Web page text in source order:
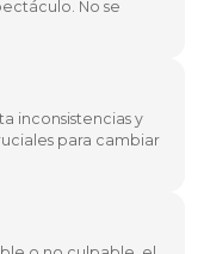
No se
inconsistencias y
para cambiar